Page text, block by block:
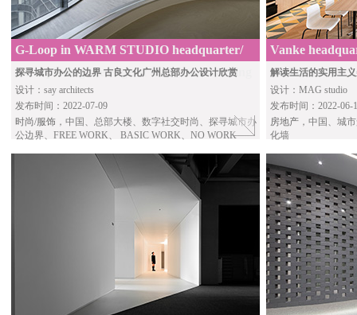
G-Loop in WARM STUDIO headquarter/
for exploring the edge of the urban working
探寻城市办公的边界 古良文化广州总部办公设计欣赏
设计：say architects
发布时间：2022-07-09
时尚/服饰 ，中国、总部大楼、数字社交时尚、探寻城市办
公边界、FREE WORK、 BASIC WORK、NO WORK
Vanke
studio
解读生活的实用主
设计：MAG studio
发布时间：2022-06-
房地产 ，中国、城
化墙